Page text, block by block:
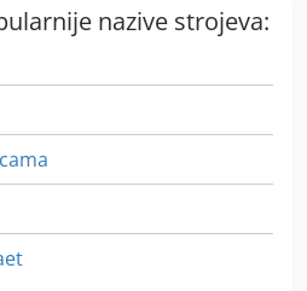
nazive strojeva: